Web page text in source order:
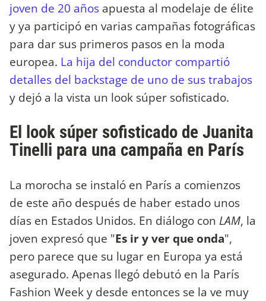
joven de 20 años apuesta al modelaje de élite
y ya participó en varias campañas fotográficas
para dar sus primeros pasos en la moda
europea. La hija del conductor compartió
detalles del backstage de uno de sus trabajos
y dejó a la vista un look súper sofisticado.
El look súper sofisticado de Juanita
Tinelli para una campaña en París
La morocha se instaló en París a comienzos
de este año después de haber estado unos
días en Estados Unidos. En diálogo con LAM, la
joven expresó que "Es ir y ver que onda",
pero parece que su lugar en Europa ya está
asegurado. Apenas llegó debutó en la París
Fashion Week y desde entonces se la ve muy